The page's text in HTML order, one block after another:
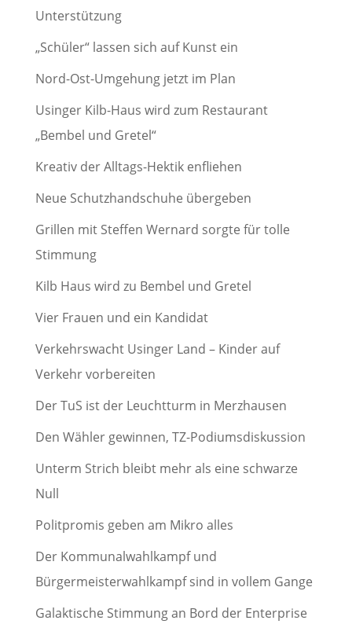
Unterstützung
„Schüler“ lassen sich auf Kunst ein
Nord-Ost-Umgehung jetzt im Plan
Usinger Kilb-Haus wird zum Restaurant
„Bembel und Gretel“
Kreativ der Alltags-Hektik enfliehen
Neue Schutzhandschuhe übergeben
Grillen mit Steffen Wernard sorgte für tolle
Stimmung
Kilb Haus wird zu Bembel und Gretel
Vier Frauen und ein Kandidat
Verkehrswacht Usinger Land – Kinder auf
Verkehr vorbereiten
Der TuS ist der Leuchtturm in Merzhausen
Den Wähler gewinnen, TZ-Podiumsdiskussion
Unterm Strich bleibt mehr als eine schwarze
Null
Politpromis geben am Mikro alles
Der Kommunalwahlkampf und
Bürgermeisterwahlkampf sind in vollem Gange
Galaktische Stimmung an Bord der Enterprise